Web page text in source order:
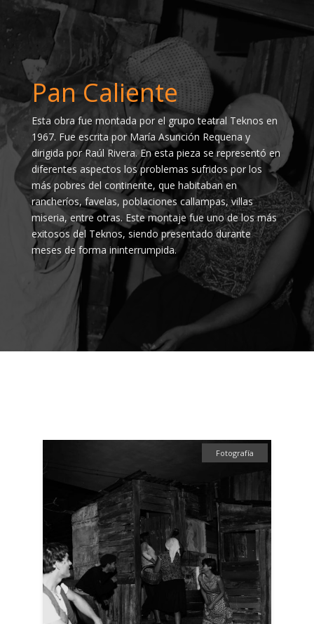
Pan Caliente
Esta obra fue montada por el grupo teatral Teknos en
1967. Fue escrita por María Asunción Requena y
dirigida por Raúl Rivera. En esta pieza se representó en
diferentes aspectos los problemas sufridos por los
más pobres del continente, que habitaban en
rancheríos, favelas, poblaciones callampas, villas
miseria, entre otras. Este montaje fue uno de los más
exitosos del Teknos, siendo presentado durante
meses de forma ininterrumpida.
Fotografía